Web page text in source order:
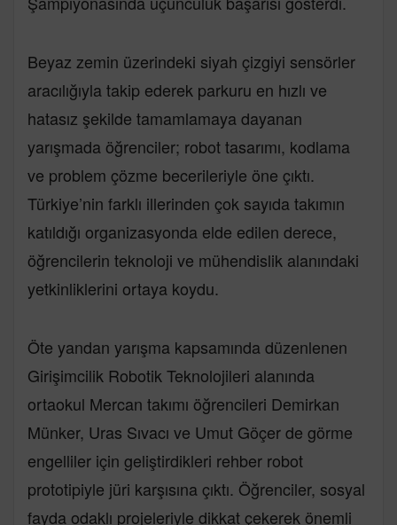
Beyaz zemin üzerindeki siyah çizgiyi sensörler
aracılığıyla takip ederek parkuru en hızlı ve
hatasız şekilde tamamlamaya dayanan
yarışmada öğrenciler; robot tasarımı, kodlama
ve problem çözme becerileriyle öne çıktı.
Türkiye’nin farklı illerinden çok sayıda takımın
katıldığı organizasyonda elde edilen derece,
öğrencilerin teknoloji ve mühendislik alanındaki
yetkinliklerini ortaya koydu.
Öte yandan yarışma kapsamında düzenlenen
Girişimcilik Robotik Teknolojileri alanında
ortaokul Mercan takımı öğrencileri Demirkan
Münker, Uras Sıvacı ve Umut Göçer de görme
engelliler için geliştirdikleri rehber robot
prototipiyle jüri karşısına çıktı. Öğrenciler, sosyal
fayda odaklı projeleriyle dikkat çekerek önemli